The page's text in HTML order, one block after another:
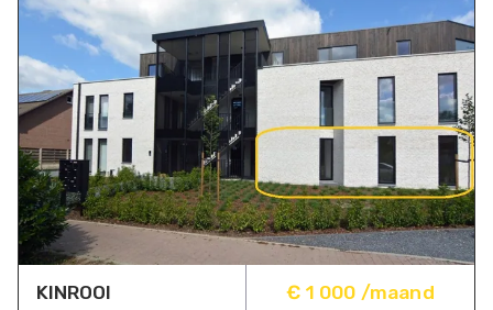
KINROOI € 1 000 /maand